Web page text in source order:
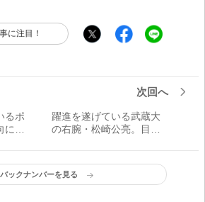
に注目！
るポ
に飛
ク・
次回へ
躍進を遂げている武蔵大
の右腕・松崎公亮。目標
目の完封勝利／首都大学
リポート
バックナンバーを見る